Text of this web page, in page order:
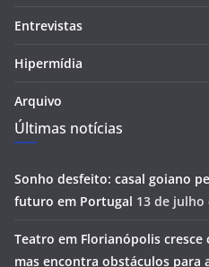
Entrevistas
Hipermídia
Arquivo
Últimas notícias
Sonho desfeito: casal goiano
futuro em Portugal 13 de julho
Teatro em Florianópolis cresce
mas encontra obstáculos para